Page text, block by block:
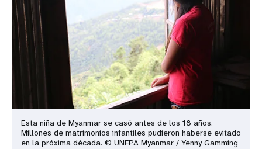
Esta niña de Myanmar se casó antes de los 18 años.
Millones de matrimonios infantiles pudieron haberse evitado
en la próxima década. © UNFPA Myanmar / Yenny Gamming